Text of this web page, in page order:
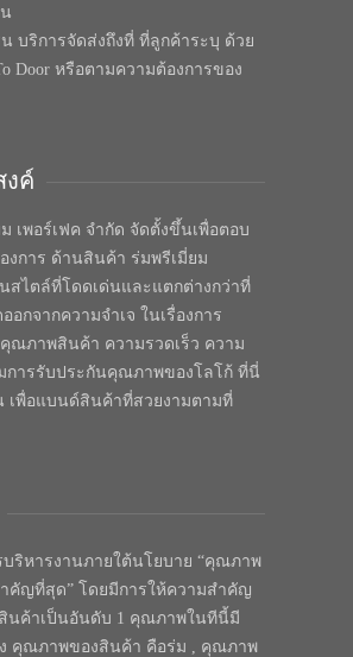
บริการจัดส่งถึงที่ ที่ลูกค้าระบุ ด้วย
Door หรือตามความต้องการของ
งค์
เพอร์เฟค จำกัด จัดตั้งขึ้นเพื่อตอบ
งการ ด้านสินค้า ร่มพรีเมี่ยม
สไตล์ที่โดดเด่นและแตกต่างกว่าที่
อกจากความจำเจ ในเรื่องการ
ณภาพสินค้า ความรวดเร็ว ความ
การรับประกันคุณภาพของโลโก้ ที่นี่
เพื่อแบนด์สินค้าที่สวยงามตามที่
ริหารงานภายใต้นโยบาย “คุณภาพ
ำคัญที่สุด” โดยมีการให้ความสำคัญ
นค้าเป็นอันดับ 1 คุณภาพในทีนี้มี
คุณภาพของสินค้า คือร่ม , คุณภาพ